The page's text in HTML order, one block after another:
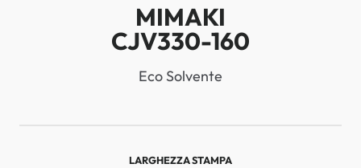
MIMAKI
CJV330-160
Eco Solvente
LARGHEZZA STAMPA